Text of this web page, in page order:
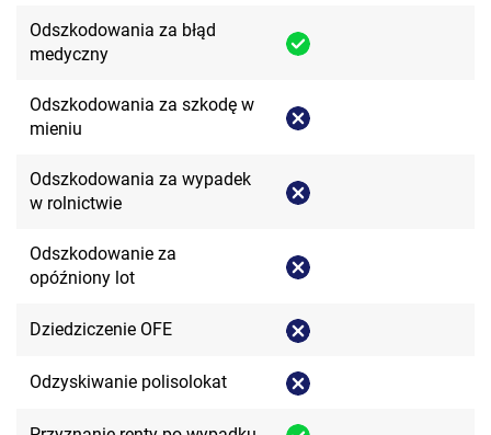
Odszkodowania za błąd
medyczny
Odszkodowania za szkodę w
mieniu
Odszkodowania za wypadek
w rolnictwie
Odszkodowanie za
opóźniony lot
Dziedziczenie OFE
Odzyskiwanie polisolokat